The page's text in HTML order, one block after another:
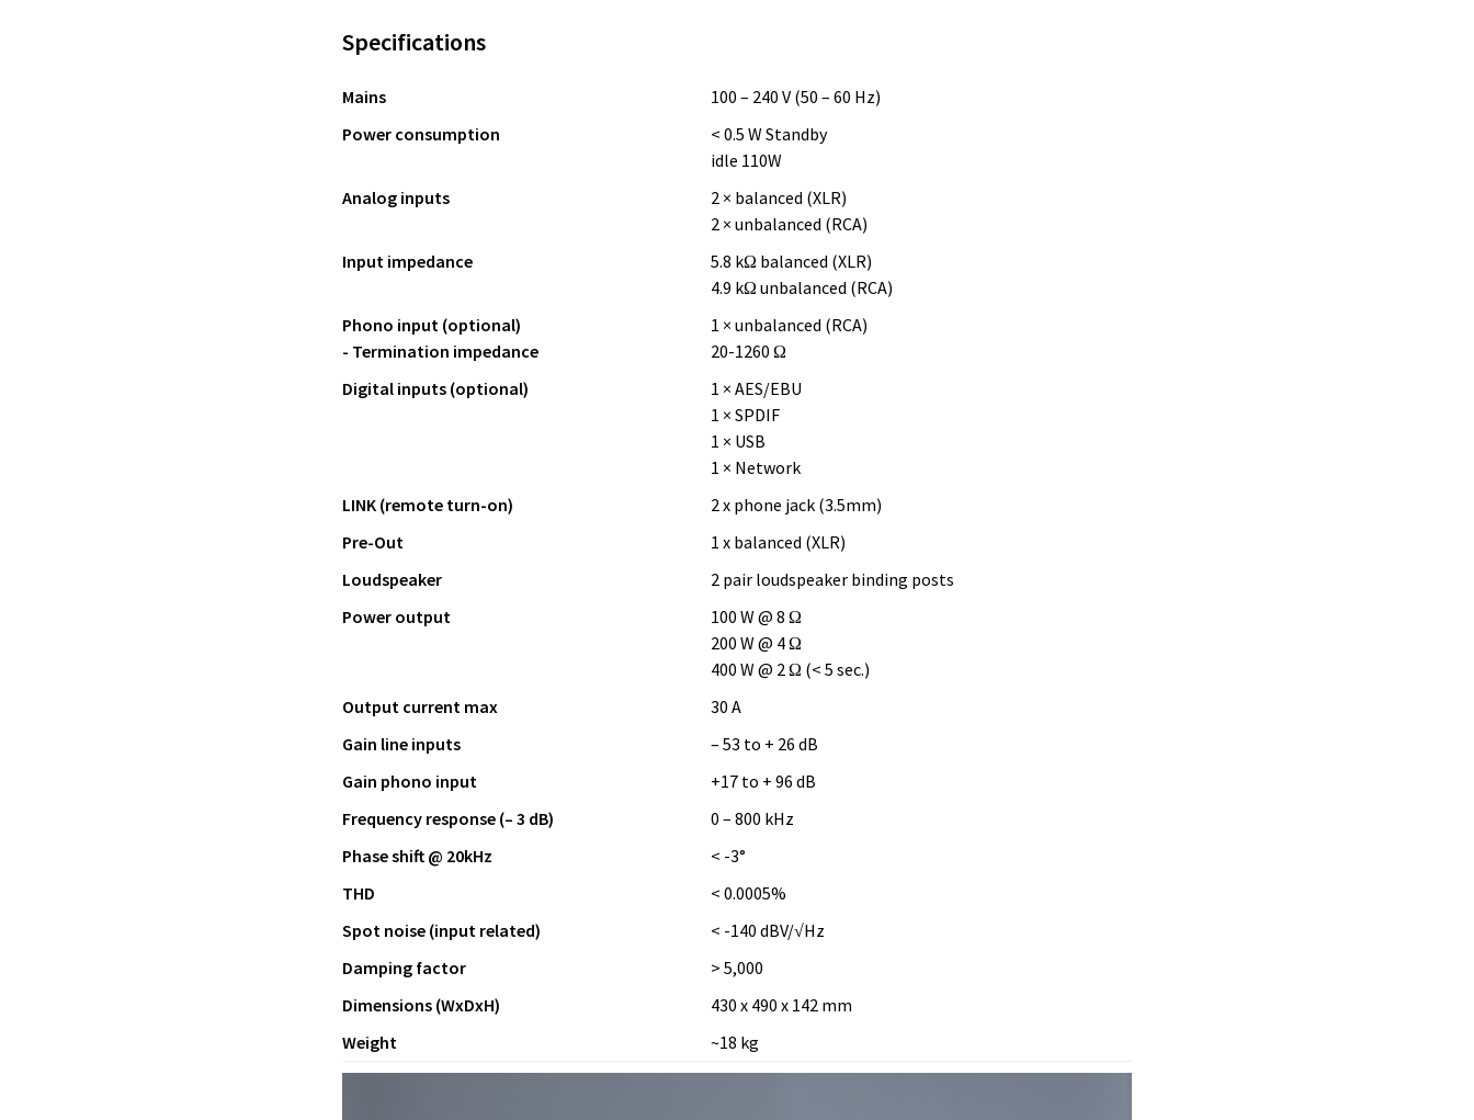
Specifications
Mains
100 – 240 V (50 – 60 Hz)
Power consumption
< 0.5 W Standby
idle 110W
Analog inputs
2 × balanced (XLR)
2 × unbalanced (RCA)
Input impedance
5.8 kΩ balanced (XLR)
4.9 kΩ unbalanced (RCA)
Phono input (optional)
- Termination impedance
1 × unbalanced (RCA)
20-1260 Ω
Digital inputs (optional)
1 × AES/EBU
1 × SPDIF
1 × USB
1 × Network
LINK (remote turn-on)
2 x phone jack (3.5mm)
Pre-Out
1 x balanced (XLR)
Loudspeaker
2 pair loudspeaker binding posts
Power output
100 W @ 8 Ω
200 W @ 4 Ω
400 W @ 2 Ω (< 5 sec.)
Output current max
30 A
Gain line inputs
– 53 to + 26 dB
Gain phono input
+17 to + 96 dB
Frequency response (– 3 dB)
0 – 800 kHz
Phase shift @ 20kHz
< -3°
THD
< 0.0005%
Spot noise (input related)
< -140 dBV/√Hz
Damping factor
> 5,000
Dimensions (WxDxH)
430 x 490 x 142 mm
Weight
~18 kg